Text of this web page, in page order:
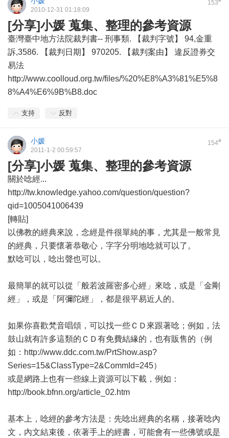
153
2010-12-31 01:18:09
[分享]小媛 蒐集、整理的參考資源
臺灣臺中地方法院裁判書-- 刑事類. 【裁判字號】 94,金重
訴,3586. 【裁判日期】 970205. 【裁判案由】 違反證券交
易法
http://www.coolloud.org.tw/files/%20%E8%A3%81%E5%8
8%A4%E6%9B%B8.doc
支持 反對
154#
小媛
2011-1-2 00:59:57
[分享]小媛 蒐集、整理的參考資源
關於唸經...
http://tw.knowledge.yahoo.com/question/question?
qid=1005041006439
[轉貼]
以佛教的經典來說，念經是件很單純的事，尤其是一般常見
的經典，只要懷著恭敬心，字字分明地唸就可以了。
默唸可以，唸出聲也可以。
最簡單的就可以從「般若波羅密多心經」來唸，或是「金剛
經」，或是「阿彌陀經」，都是很平易近人的。
如果你喜歡梵音唱頌，可以找一些ＣＤ來跟著唸；例如，法
鼓山就有許多這類的ＣＤ有免費結緣的，也有販售的（例
如：http://www.ddc.com.tw/PrtShow.asp?
Series=15&ClassType=2&CommId=245）
或是網路上也有一些線上資源可以下載，例如：
http://book.bfnn.org/article_02.htm
基本上，唸經的參考方法是：先唸出經典的名稱，接著唸內
文，內文結束後，依著手上的經書，可能會有一些佛號或是